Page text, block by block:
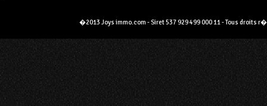
�2013 Joys immo.com - Siret 537 929 499 000 11 - Tous